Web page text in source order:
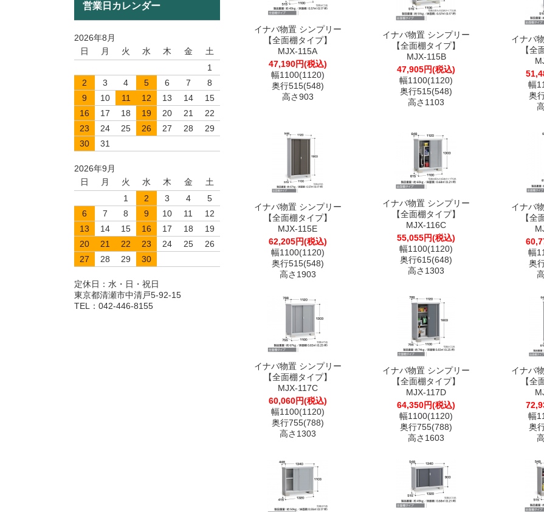
イナバ物置 シンプリー
【全面棚タイプ】
MJX-115A
47,190円(税込)
幅1100(1120)
奥行515(548)
高さ903
イナバ物置 シンプリー
【全面棚タイプ】
MJX-115B
47,905円(税込)
幅1100(1120)
奥行515(548)
高さ1103
イナバ
【全
幅
奥
イナバ物置 シンプリー
【全面棚タイプ】
MJX-115E
62,205円(税込)
幅1100(1120)
奥行515(548)
高さ1903
イナバ物置 シンプリー
【全面棚タイプ】
MJX-116C
55,055円(税込)
幅1100(1120)
奥行615(648)
高さ1303
イナバ
【全
幅
奥
イナバ物置 シンプリー
【全面棚タイプ】
MJX-117C
60,060円(税込)
幅1100(1120)
奥行755(788)
高さ1303
イナバ物置 シンプリー
【全面棚タイプ】
MJX-117D
64,350円(税込)
幅1100(1120)
奥行755(788)
高さ1603
イナバ
【全
幅
奥
営業日カレンダー
2026年8月
日
月 火 水 木 金
土
1
2
3 4 5 6 7
8
9
10 11 12 13 14
15
16
17 18 19 20 21
22
23
24 25 26 27 28
29
30
31
2026年9月
日
月 火 水 木 金
土
1
2 3 4
5
6
7 8 9 10 11
12
13
14 15 16 17 18
19
20
21 22 23 24 25
26
27
28 29 30
定休日：水・日・祝日
東京都清瀬市中清戸5-92-15
TEL：042-446-8155